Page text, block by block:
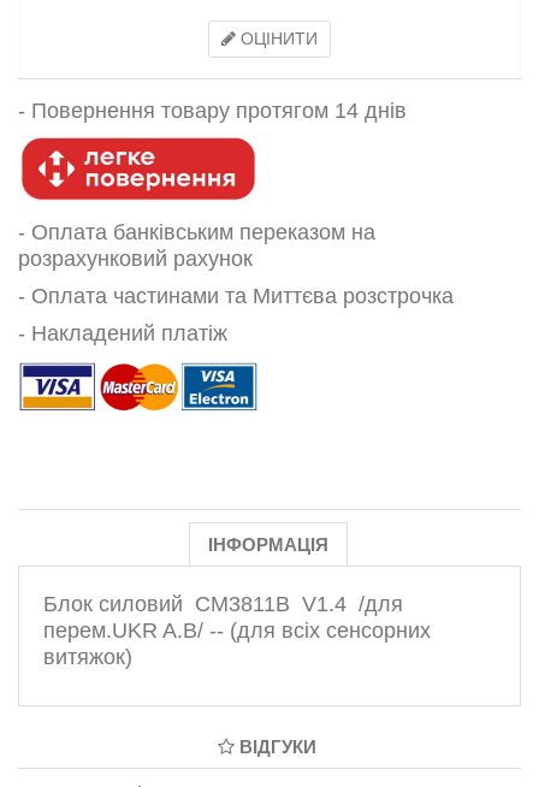
ОЦІНИТИ
- Повернення товару протягом 14 днів
- Оплата банківським переказом на
розрахунковий рахунок
- Оплата частинами та Миттєва розстрочка
- Накладений платіж
ІНФОРМАЦІЯ
Блок силовий CM3811B V1.4 /для
перем.UKR A.B/ -- (для всіх сенсорних
витяжок)
ВІДГУКИ